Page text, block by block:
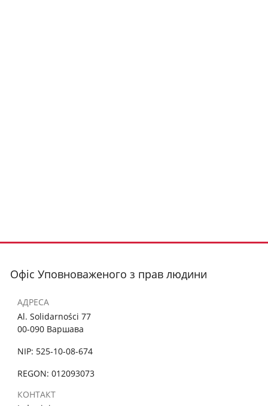
Офіс Уповноваженого з прав людини
АДРЕСА
Al. Solidarności 77
00-090 Варшава
NIP: 525-10-08-674
REGON: 012093073
КОНТАКТ